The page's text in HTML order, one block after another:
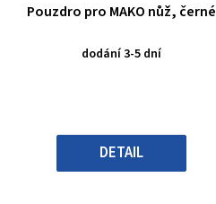
Průměrné
produktu
5
hvězdiček.
Pouzdro pro MAKO nůž, černé
dodání 3-5 dní
DETAIL